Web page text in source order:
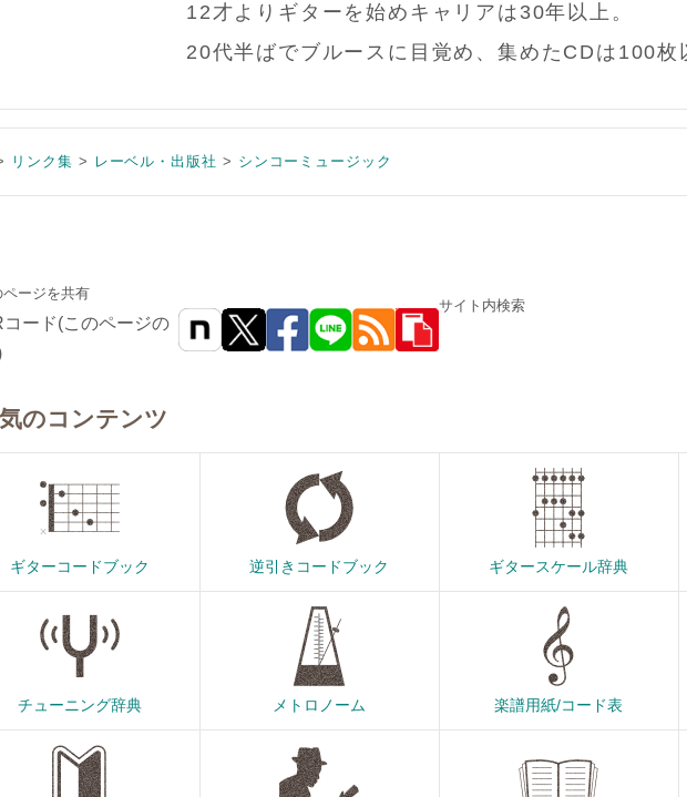
12才よりギターを始めキャリアは30年以上。
20代半ばでブルースに目覚め、集めたCDは100枚
リンク集 レーベル・出版社 シンコーミュージック
ページを共有
サイト内検索
のコンテンツ
ギターコードブック 逆引きコードブック ギタースケール辞典
チューニング辞典 メトロノーム 楽譜用紙/コード表